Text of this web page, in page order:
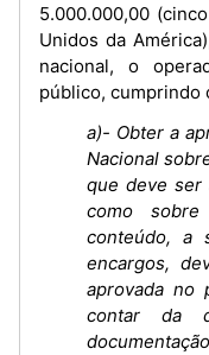
5.000.000,00
Unidos da
nacional, o
público, cumprindo
a)- Obter a
Nacional
que deve ser
como
conteúdo, a
encargos,
aprovada no
contar da